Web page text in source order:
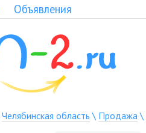
Объявления
Челябинская область \ Продажа\